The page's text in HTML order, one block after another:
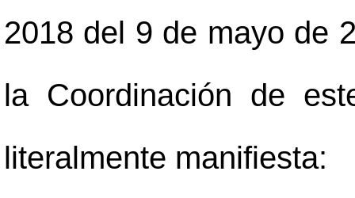
2018 del 9 de mayo de
la Coordinación de
literalmente manifiesta: